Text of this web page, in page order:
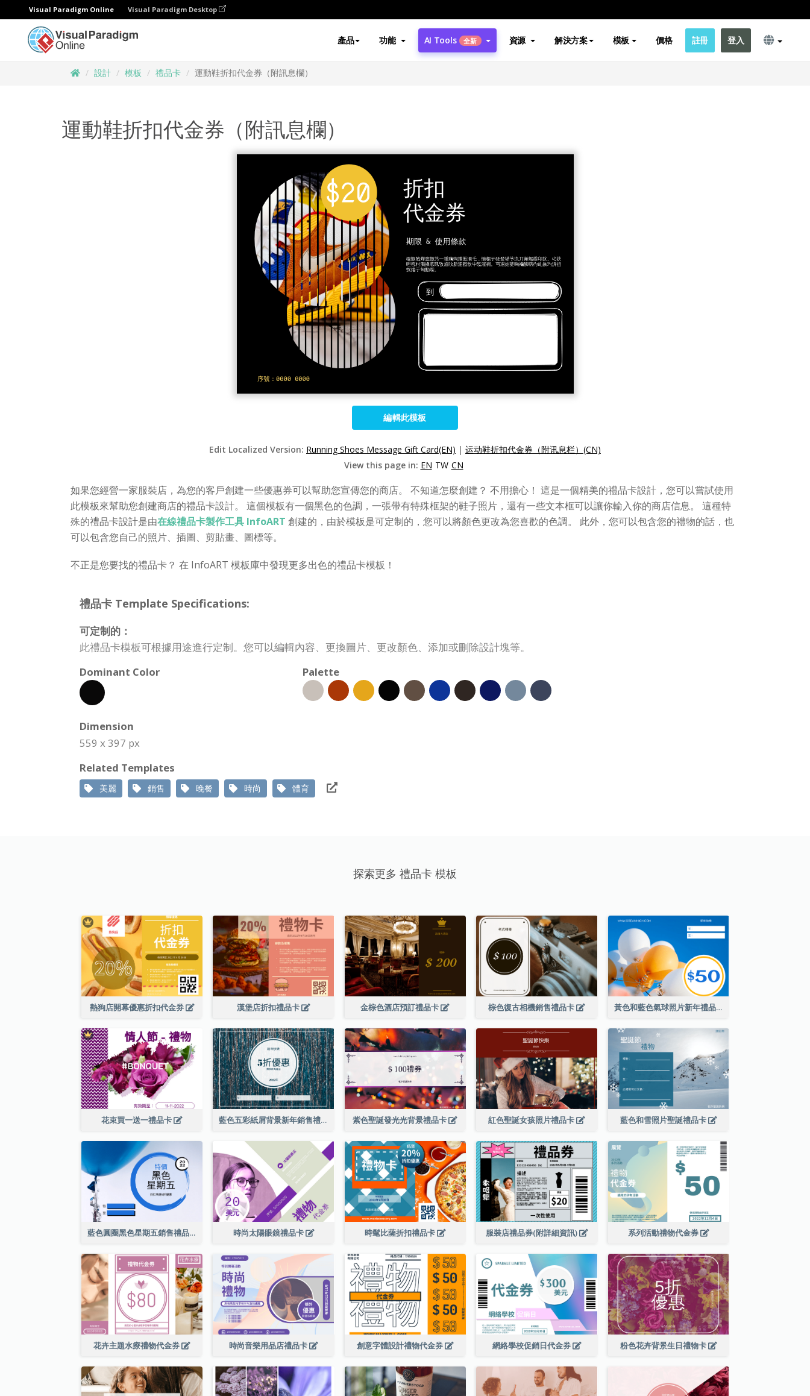
Visual Paradigm Online Visual Paradigm Desktop
產品 功能 AI Tools 全新 資源 解決方案 模板 價格 註冊 登入
設計 模板 禮品卡 運動鞋折扣代金券（附訊息欄）
運動鞋折扣代金券（附訊息欄）
編輯此模板
Edit Localized Version: Running Shoes Message Gift Card(EN) | 运动鞋折扣代金券（附讯息栏）(CN)
View this page in: EN TW CN
如果您經營一家服裝店，為您的客戶創建一些優惠券可以幫助您宣傳您的商店。 不知道怎麼創建？ 不用擔心！ 這是一個精美的禮品卡設計，您可以嘗試使用
此模板來幫助您創建商店的禮品卡設計。 這個模板有一個黑色的色調，一張帶有特殊框架的鞋子照片，還有一些文本框可以讓你輸入你的商店信息。 這種特
殊的禮品卡設計是由在線禮品卡製作工具 InfoART 創建的，由於模板是可定制的，您可以將顏色更改為您喜歡的色調。 此外，您可以包含您的禮物的話，也
可以包含您自己的照片、插圖、剪貼畫、圖標等。
不正是您要找的禮品卡？ 在 InfoART 模板庫中發現更多出色的禮品卡模板！
禮品卡 Template Specifications:
可定制的：
此禮品卡模板可根據用途進行定制。您可以編輯內容、更換圖片、更改顏色、添加或刪除設計塊等。
Dominant Color
Palette
Dimension
559 x 397 px
Related Templates
美麗 銷售 晚餐 時尚 體育
探索更多 禮品卡 模板
熱狗店開幕優惠折扣代金券 漢堡店折扣禮品卡 金棕色酒店預訂禮品卡 棕色復古相機銷售禮品卡 黃色和藍色氣球照片新年禮品卡
花束買一送一禮品卡 藍色五彩紙屑背景新年銷售禮品卡 紫色聖誕發光光背景禮品卡 紅色聖誕女孩照片禮品卡 藍色和雪照片聖誕禮品卡
藍色圓圈黑色星期五銷售禮品卡 時尚太陽眼鏡禮品卡 時髦比薩折扣禮品卡 服裝店禮品券(附詳細資訊) 系列活動禮物代金券
花卉主題水療禮物代金券 時尚音樂用品店禮品卡 創意字體設計禮物代金券 網絡學校促銷日代金券 粉色花卉背景生日禮物卡